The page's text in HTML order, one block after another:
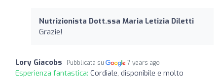
Nutrizionista Dott.ssa Maria Letizia Diletti
Grazie!
Lory Giacobs Pubblicata su 7 years ago
Esperienza fantastica: Cordiale, disponibile e molto